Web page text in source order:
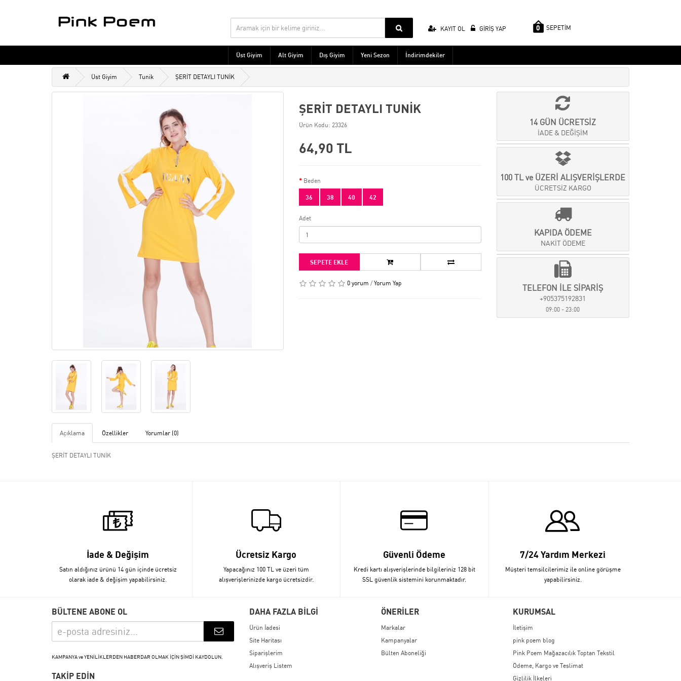
KAYIT OL GİRİŞ YAP 0 SEPETİM
Üst Giyim Alt Giyim Dış Giyim Yeni Sezon İndirimdekiler
Üst Giyim Tunik ŞERİT DETAYLI TUNİK
ŞERİT DETAYLI TUNİK
Ürün Kodu: 23326
64,90 TL
Beden
36 38 40 42
Adet
SEPETE EKLE
0 yorum / Yorum Yap
14 GÜN ÜCRETSİZ
İADE & DEĞİŞİM
100 TL ve ÜZERİ ALIŞVERİŞLERDE
ÜCRETSİZ KARGO
KAPIDA ÖDEME
NAKİT ÖDEME
TELEFON İLE SİPARİŞ
+905375192831
09:00 - 23:00
Açıklama Özellikler Yorumlar (0)
ŞERİT DETAYLI TUNİK
İade & Değişim
Satın aldığınız ürünü 14 gün içinde ücretsiz
olarak iade & değişim yapabilirsiniz.
Ücretsiz Kargo
Yapacağınız 100 TL ve üzeri tüm
alışverişlerinizde kargo ücretsizdir.
Güvenli Ödeme
Kredi kartı alışverişlerinde bilgileriniz 128 bit
SSL güvenlik sistemini korunmaktadır.
7/24 Yardım Merkezi
Müşteri temsilcilerimiz ile online görüşme
yapabilirsiniz.
BÜLTENE ABONE OL
KAMPANYA ve YENİLİKLERDEN HABERDAR OLMAK İÇİN ŞİMDİ KAYDOLUN.
TAKİP EDİN
DAHA FAZLA BİLGİ
Ürün İadesi
Site Haritası
Siparişlerim
Alışveriş Listem
ÖNERİLER
Markalar
Kampanyalar
Bülten Aboneliği
KURUMSAL
İletişim
pink poem blog
Pink Poem Mağazacılık Toptan Tekstil
Ödeme, Kargo ve Teslimat
Gizlilik İlkeleri